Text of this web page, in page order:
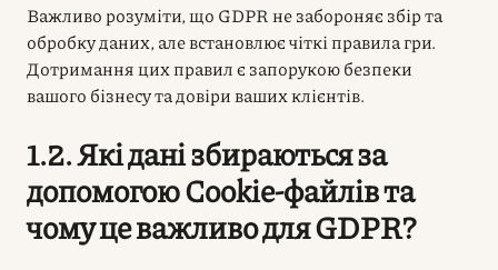
Важливо розуміти, що GDPR не забороняє збір та
обробку даних, але встановлює чіткі правила гри.
Дотримання цих правил є запорукою безпеки
вашого бізнесу та довіри ваших клієнтів.
1.2. Які дані збираються за
допомогою Cookie-файлів та
чому це важливо для GDPR?